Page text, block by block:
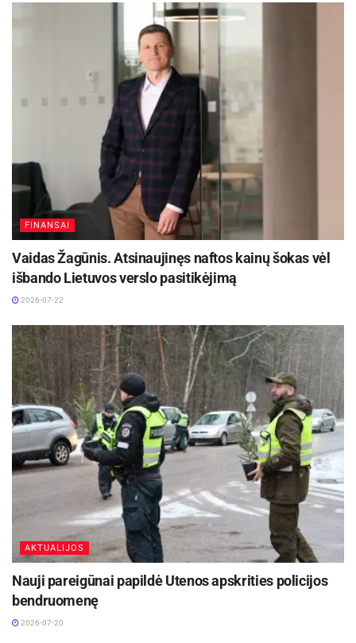
su korupcija dėl neteisėtų mokėjimų priemonė –
dviejuose lauko ekranuose Panevėžyje nuo 2015
m. liepos 10 d. rodomi vaizdo klipai
antikorupcijos tema. Jie bus rodomi iki gruodžio
10 d.
Panevėžio teritorinė ligonių kasa
FINANSAI
Vaidas Žagūnis. Atsinaujinęs naftos kainų šokas vėl
išbando Lietuvos verslo pasitikėjimą
2026-07-22
AKTUALIJOS
Nauji pareigūnai papildė Utenos apskrities policijos
bendruomenę
2026-07-20